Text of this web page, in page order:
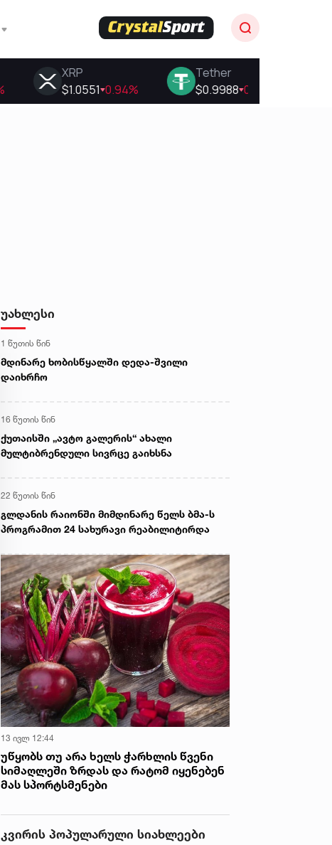
უახლესი
1 წუთის წინ
მდინარე ხობისწყალში დედა-შვილი
დაიხრჩო
16 წუთის წინ
ქუთაისში „ავტო გალერის“ ახალი
მულტიბრენდული სივრცე გაიხსნა
22 წუთის წინ
გლდანის რაიონში მიმდინარე წელს ბმა-ს
პროგრამით 24 სახურავი რეაბილიტირდა
13 ივლ 12:44
უწყობს თუ არა ხელს ჭარხლის წვენი
სიმაღლეში ზრდას და რატომ იყენებენ
მას სპორტსმენები
კვირის პოპულარული სიახლეები